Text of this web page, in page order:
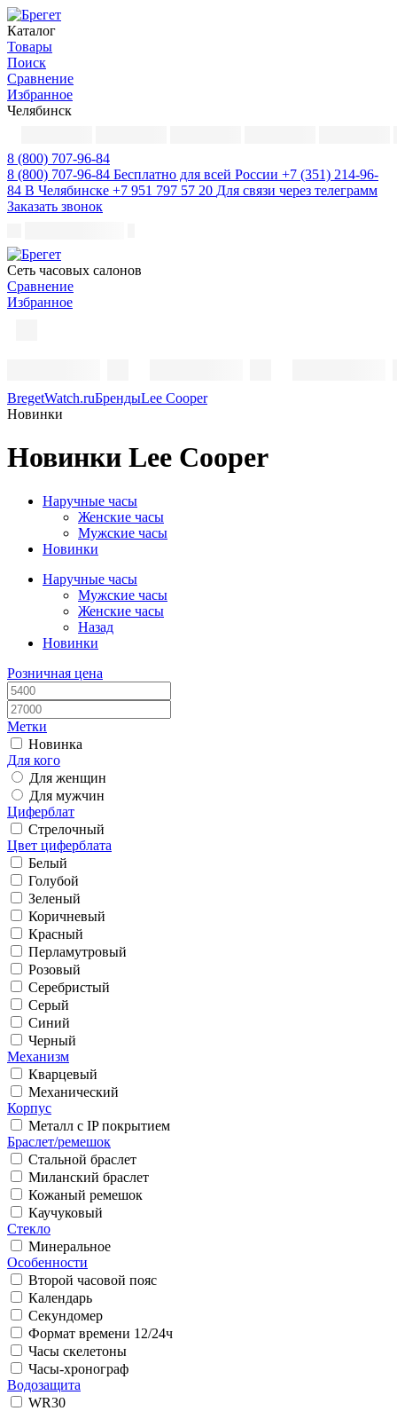
Каталог
Товары
Поиск
Сравнение
Избранное
Челябинск
8 (800) 707-96-84
8 (800) 707-96-84 Бесплатно для всей России +7 (351) 214-96-
84 В Челябинске +7 951 797 57 20 Для связи через телеграмм
Заказать звонок
Cеть часовых салонов
Сравнение
Избранное
BregetWatch.ruБрендыLee Cooper
Новинки
Новинки Lee Cooper
Наручные часы
Женские часы
Мужские часы
Новинки
Наручные часы
Мужские часы
Женские часы
Назад
Новинки
Розничная цена
Метки
Новинка
Для кого
Для женщин
Для мужчин
Циферблат
Стрелочный
Цвет циферблата
Белый
Голубой
Зеленый
Коричневый
Красный
Перламутровый
Розовый
Серебристый
Серый
Синий
Черный
Механизм
Кварцевый
Механический
Корпус
Металл с IP покрытием
Браслет/ремешок
Стальной браслет
Миланский браслет
Кожаный ремешок
Каучуковый
Стекло
Минеральное
Особенности
Второй часовой пояс
Календарь
Секундомер
Формат времени 12/24ч
Часы скелетоны
Часы-хронограф
Водозащита
WR30